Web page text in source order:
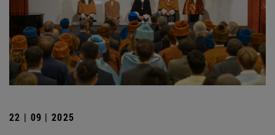
22 | 09 | 2025